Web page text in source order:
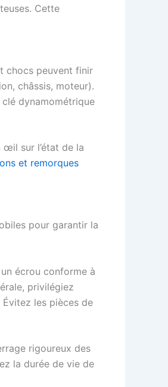
Cette
chocs peuvent finir
châssis, moteur).
dynamométrique
sur l’état de la
et remorques
pour garantir la
écrou conforme à
privilégiez
les pièces de
rigoureux des
la durée de vie de